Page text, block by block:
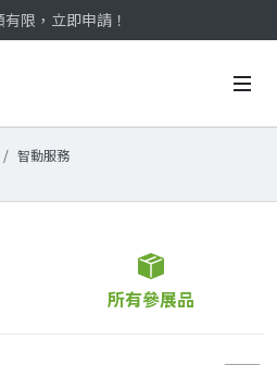
限，立即申請！
中‼️
限，立即申請！
智動服務
所有參展品